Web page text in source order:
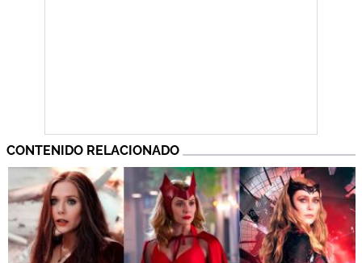
CONTENIDO RELACIONADO